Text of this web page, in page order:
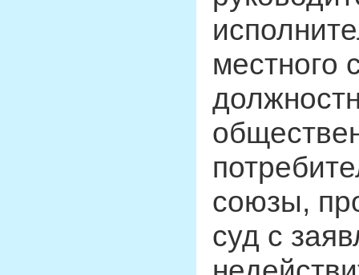
местного
союзы,
суд с